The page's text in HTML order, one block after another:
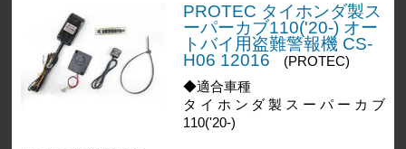
PROTEC タイホンダ製ス
ーパーカブ110('20-) オー
トバイ用盗難警報機 CS-
H06 12016
(PROTEC)
◆適合車種
タイホンダ製スーパーカブ
110('20-)